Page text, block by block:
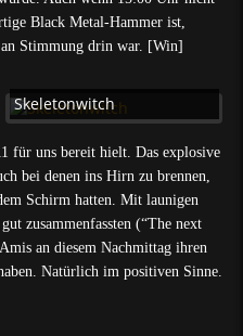
Black Metal-Hammer ist,
an Stimmung drin war. [Win]
Skeletonwitch
für uns bereit hielt. Das explosive
bei denen ins Hirn zu brennen,
Schirm hatten. Mit launigen
zusammenfassten (“The next
an diesem Nachmittag ihren
Natürlich im positiven Sinne.